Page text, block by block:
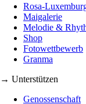
Rosa-
Maigalerie
Melodie &
Shop
Fotowettbewerb
Granma
→ Unterstützen
Genossenschaft